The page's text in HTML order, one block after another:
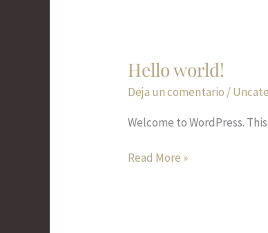
Hello world!
Deja un comentario /
Welcome to WordPress.
Hello
world!
Read More »